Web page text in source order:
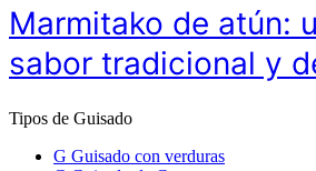
Marmitako de atún:
sabor tradicional y
Tipos de Guisado
G Guisado con verduras